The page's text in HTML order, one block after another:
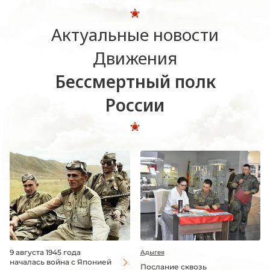
Актуальные новости
Движения
Бессмертный полк
России
9 августа 1945 года
началась война с Японией
Адыгея
Послание сквозь